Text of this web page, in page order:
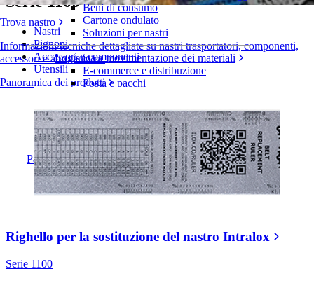
Trova nastro
Informazioni tecniche dettagliate su nastri trasportatori, componenti,
accessori e altro ancora
Panoramica dei prodotti
Beni di consumo
Cartone ondulato
Soluzioni per nastri
Logistica e movimentazione dei materiali
E-commerce e distribuzione
Posta e pacchi
Pneumatici
Industria automobilistica
Batterie EV
Industriale
Panoramica dei settori
Nastri
Pignoni
Accessori e componenti
Utensili
Righello per la sostituzione del nastro Intralox
Serie 1100